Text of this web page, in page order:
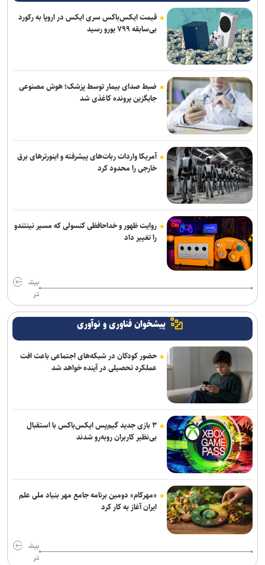
قیمت ایکس‌باکس سری ایکس در اروپا به رکورد
بی‌سابقه ۷۹۹ یورو رسید
ضبط صدای بیمار توسط پزشک؛ هوش مصنوعی
جایگزین پرونده کاغذی شد
آمریکا واردات ربات‌های پیشرفته و اینورترهای برق
خارجی را محدود کرد
روایت ظهور و خداحافظی کنسولی که مسیر نینتندو
را تغییر داد
بیش
تر
پیشخوان فناوری و نوآوری
حضور کودکان در شبکه‌های اجتماعی باعث افت
عملکرد تحصیلی در آینده خواهد شد
۳ بازی جدید گیم‌پس ایکس‌باکس با استقبال
بی‌نظیر کاربران روبه‌رو شدند
«مهرکام» دومین برنامه جامع مهر بنیاد ملی علم
ایران آغاز به کار کرد
بیش
تر